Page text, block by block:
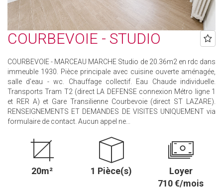
COURBEVOIE - STUDIO
COURBEVOIE - MARCEAU MARCHE Studio de 20.36m2 en rdc dans
immeuble 1930. Pièce principale avec cuisine ouverte aménagée,
salle d'eau - wc. Chauffage collectif. Eau Chaude individuelle.
Transports Tram T2 (direct LA DEFENSE connexion Métro ligne 1
et RER A) et Gare Transilienne Courbevoie (direct ST LAZARE).
RENSEIGNEMENTS ET DEMANDES DE VISITES UNIQUEMENT via
formulaire de contact. Aucun appel ne...
20m² 1 Pièce(s)
Loyer
710 €/mois